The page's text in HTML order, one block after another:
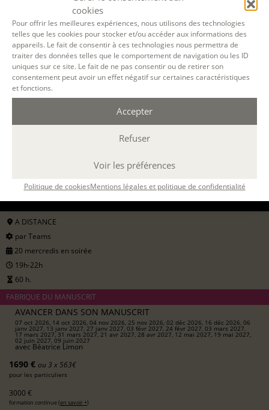
cookies
Pour offrir les meilleures expériences, nous utilisons des technologies
telles que les cookies pour stocker et/ou accéder aux informations des
appareils. Le fait de consentir à ces technologies nous permettra de
traiter des données telles que le comportement de navigation ou les ID
uniques sur ce site. Le fait de ne pas consentir ou de retirer son
consentement peut avoir un effet négatif sur certaines caractéristiques
et fonctions.
Accepter
Refuser
Voir les préférences
Politique de cookiesMentions légales et politique de confidentialité
07 OCT. 2026
09 JUIN 2027
A DISTANCE
par Teams
20 mercredis en soirée
19h-22h
60 h.
FABRIQUE DU MANUSCRIT
AVANCER DANS SON MANUSCRIT
07 oct 2026, 14 oct 2026, 04 nov 2026, 25 nov 2026, 02 déc 2026, 16 déc 2026, 06
janv 2027, 13 janv 2027, 27 janv 2027, 03 févr 2027, 24 févr 2027, 03 mars 2027,
17 mars 2027, 31 mars 2027, 21 avr 2027, 28 avr 2027, 12 mai 2027, 19 mai 2027,
02 juin 2027, 09 juin 2027
avec Béatrice Limon
1690 € ou 3 x 563€
pour les particuliers
3000 €
formation continue (en savoir +)